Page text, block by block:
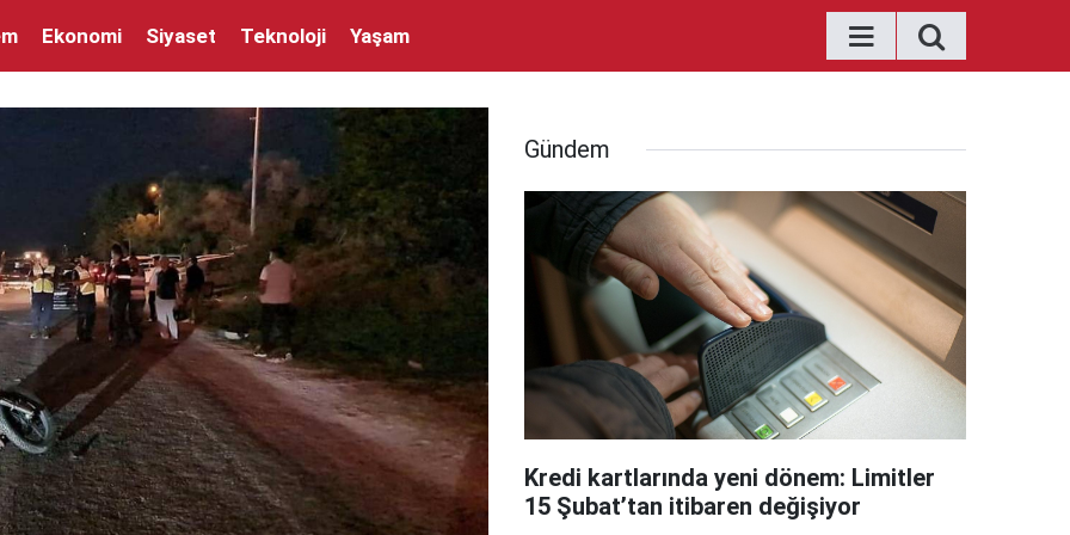
Ekonomi Siyaset Teknoloji Yaşam
Gündem
Kredi kartlarında yeni dönem: Limitler
15 Şubat’tan itibaren değişiyor